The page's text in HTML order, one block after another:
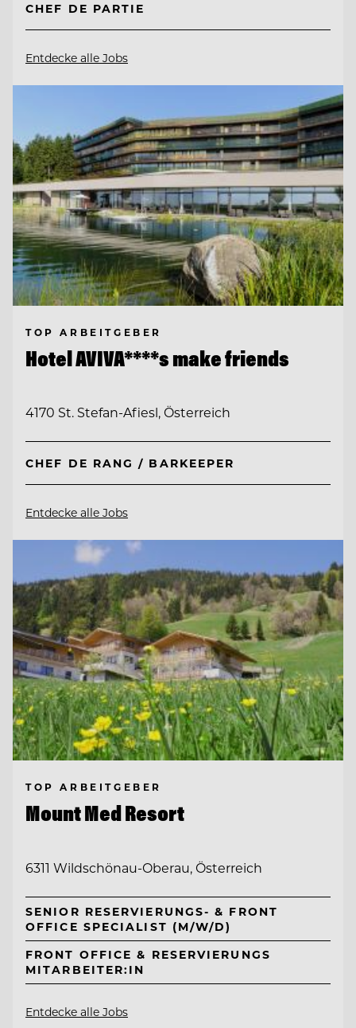
CHEF DE PARTIE
Entdecke alle Jobs
TOP ARBEITGEBER
Hotel AVIVA****s make friends
4170 St. Stefan-Afiesl, Österreich
CHEF DE RANG / BARKEEPER
Entdecke alle Jobs
TOP ARBEITGEBER
Mount Med Resort
6311 Wildschönau-Oberau, Österreich
SENIOR RESERVIERUNGS- & FRONT
OFFICE SPECIALIST (M/W/D)
FRONT OFFICE & RESERVIERUNGS
MITARBEITER:IN
Entdecke alle Jobs